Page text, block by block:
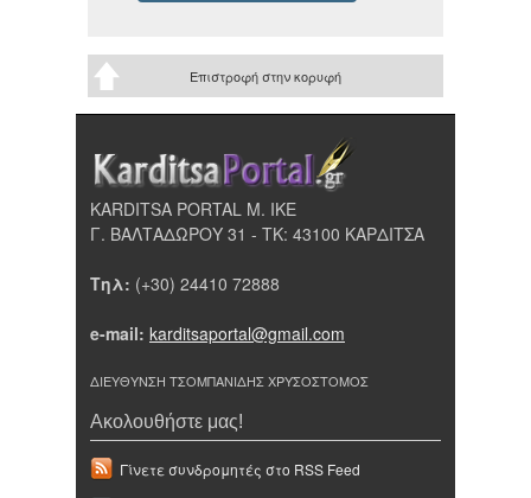
Επιστροφή στην κορυφή
KARDITSA PORTAL Μ. ΙΚΕ
Γ. ΒΑΛΤΑΔΩΡΟΥ 31 - ΤΚ: 43100 ΚΑΡΔΙΤΣΑ
Τηλ: (+30) 24410 72888
e-mail: karditsaportal@gmail.com
ΔΙΕΥΘΥΝΣΗ ΤΣΟΜΠΑΝΙΔΗΣ ΧΡΥΣΟΣΤΟΜΟΣ
Ακολουθήστε μας!
Γίνετε συνδρομητές στο RSS Feed